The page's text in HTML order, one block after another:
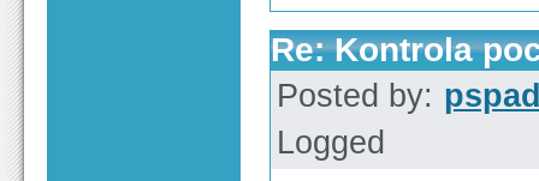
Re: Kontrola
Posted by:
Logged